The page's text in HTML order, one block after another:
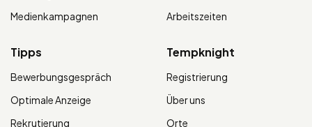
Medienkampagnen
Arbeitszeiten
Tipps
Bewerbungsgespräch
Optimale Anzeige
Rekrutierung
Tempknight
Registrierung
Über uns
Orte